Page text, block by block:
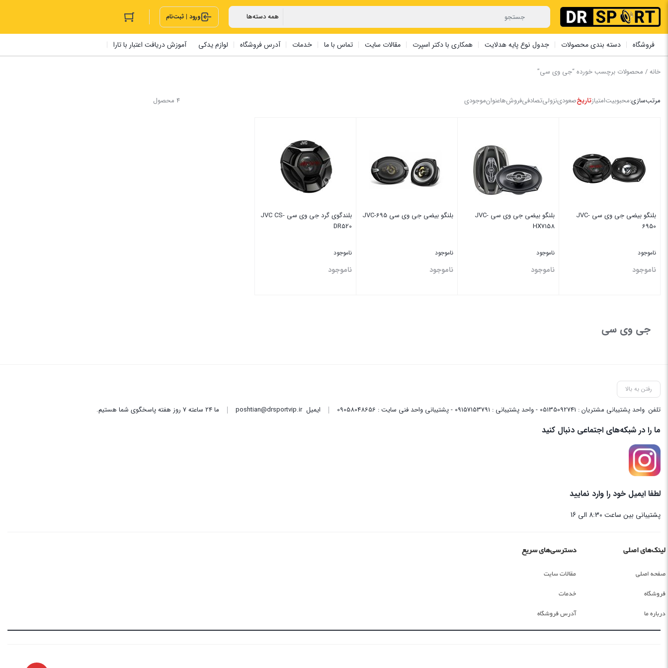
ورود | ثبت‌نام
فروشگاه دسته بندی محصولات جدول نوع پایه هدلایت همکاری با دکتر اسپرت مقالات سایت تماس با ما خدمات آدرس فروشگاه لوازم یدکی آموزش دریافت اعتبار با تارا
خانه/ محصولات برچسب خورده “جی وی سی”
4 محصول مرتب‌سازی:محبوبیتامتیازتاریخصعودینزولیتصادفیفروش‌هاعنوانموجودی
بلنگو بیضی جی وی سی JVC-
6950
ناموجود
ناموجود
بلنگو بیضی جی وی سی JVC-
HX7158
ناموجود
ناموجود
بلنگو بیضی جی وی سی JVC-695
ناموجود
ناموجود
بلندگوی گرد جی وی سی JVC CS-
DR520
ناموجود
ناموجود
جی وی سی
رفتن به بالا
تلفن واحد پشتیبانی مشتریان : 05135092741 - واحد پشتیبانی : 09157153791 - پشتیبانی واحد فنی سایت : 09058048656 ایمیلposhtian@drsportvip.ir ما 24 ساعته 7 روز هفته پاسخگوی شما هستیم.
ما را در شبکه‌های اجتماعی دنبال کنید
لطفا ایمیل خود را وارد نمایید
پشتیبانی بین ساعت 8:30 الی 16
لینک‌های اصلی
صفحه اصلی
فروشگاه
درباره ما
دسترسی‌های سریع
مقالات سایت
خدمات
آدرس فروشگاه